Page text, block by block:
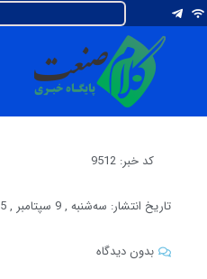
کد خبر: 9512
تاریخ انتشار: سه‌شنبه , 9 سپتامبر , 2025
بدون دیدگاه